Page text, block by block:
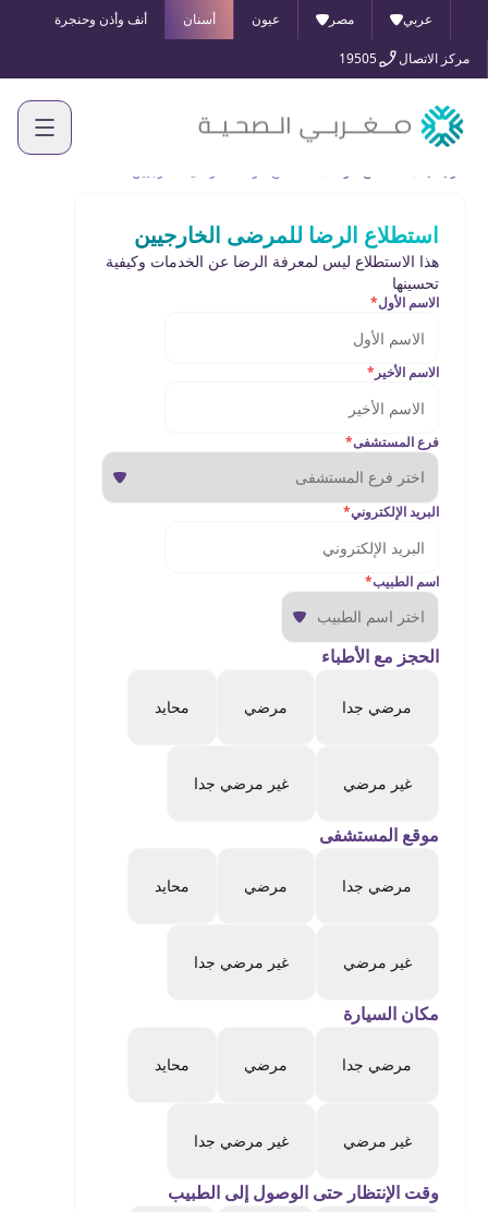
عربي مصر عيون أسنان أنف وأذن وحنجرة
مركز الاتصال 19505
استطلاع الرضا للمرضى الخارجيين
هذا الاستطلاع ليس لمعرفة الرضا عن الخدمات وكيفية
تحسينها
الاسم الأول*
الاسم الأخير *
فرع المستشفى*
البريد الإلكتروني*
اسم الطبيب*
الحجز مع الأطباء
مرضي جدا مرضي محايد
غير مرضي غير مرضي جدا
موقع المستشفى
مرضي جدا مرضي محايد
غير مرضي غير مرضي جدا
مكان السيارة
مرضي جدا مرضي محايد
غير مرضي غير مرضي جدا
وقت الإنتظار حتى الوصول إلى الطبيب